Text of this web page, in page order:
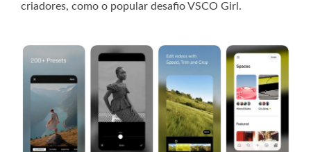
criadores, como o popular desafio VSCO Girl.